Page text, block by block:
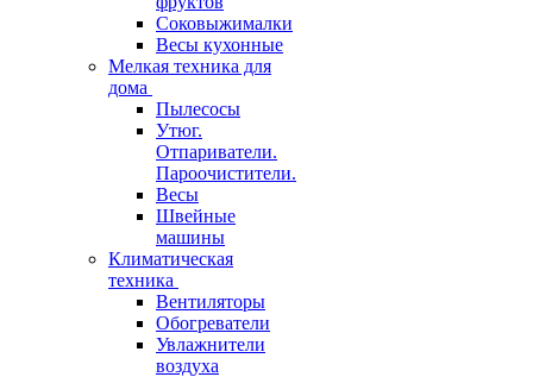
Соковыжималки
Весы кухонные
Мелкая техника для
дома
Пылесосы
Утюг.
Отпариватели.
Пароочистители.
Весы
Швейные
машины
Климатическая
техника
Вентиляторы
Обогреватели
Увлажнители
воздуха